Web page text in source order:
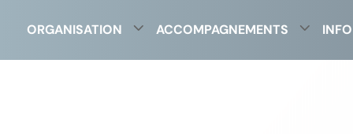
ORGANISATION ACCOMPAGNEMENTS